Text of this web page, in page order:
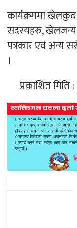
कार्यक्रममा खेलकुद
सदस्यहरु, खेलजन्य
पत्रकार एवं अन्य
।
प्रकाशित